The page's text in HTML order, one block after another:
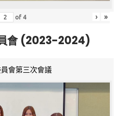
of 4 › »
會 (2023-2024)
會第三次會議